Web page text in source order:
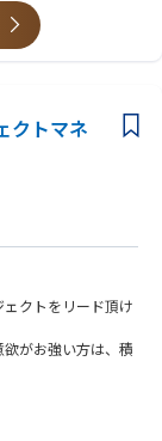
クトマネ
クトをリード頂け
がお強い方は、積